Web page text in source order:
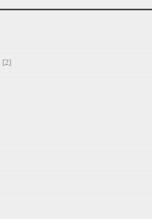
[2]